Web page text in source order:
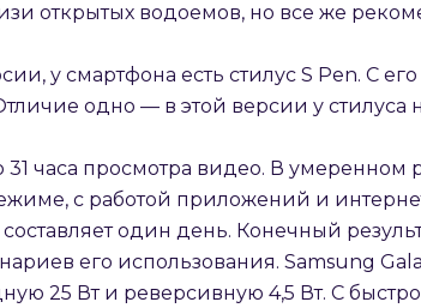
открытых водоемов, но все же
у смартфона есть стилус S Pen. С
одно — в этой версии у стилуса
31 часа просмотра видео. В
с работой приложений и
один день. Конечный
его использования. Samsung
25 Вт и реверсивную 4,5 Вт. С